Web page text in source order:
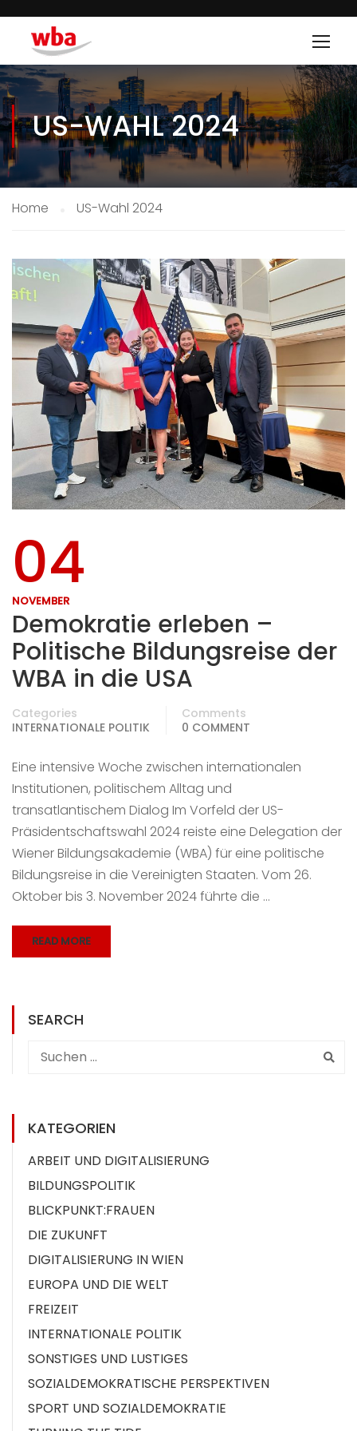
US-WAHL 2024
Home US-Wahl 2024
04
NOVEMBER
Demokratie erleben –
Politische Bildungsreise der
WBA in die USA
Categories
INTERNATIONALE POLITIK
Comments
0 COMMENT
Eine intensive Woche zwischen internationalen
Institutionen, politischem Alltag und
transatlantischem Dialog Im Vorfeld der US-
Präsidentschaftswahl 2024 reiste eine Delegation der
Wiener Bildungsakademie (WBA) für eine politische
Bildungsreise in die Vereinigten Staaten. Vom 26.
Oktober bis 3. November 2024 führte die …
READ MORE
SEARCH
KATEGORIEN
ARBEIT UND DIGITALISIERUNG
BILDUNGSPOLITIK
BLICKPUNKT:FRAUEN
DIE ZUKUNFT
DIGITALISIERUNG IN WIEN
EUROPA UND DIE WELT
FREIZEIT
INTERNATIONALE POLITIK
SONSTIGES UND LUSTIGES
SOZIALDEMOKRATISCHE PERSPEKTIVEN
SPORT UND SOZIALDEMOKRATIE